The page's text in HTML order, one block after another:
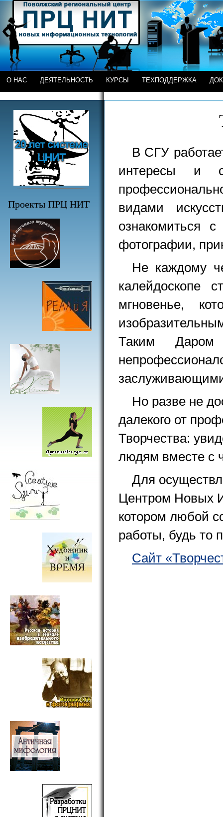
О НАС ДЕЯТЕЛЬНОСТЬ КУРСЫ ТЕХПОДДЕРЖКА
Проекты ПРЦ НИТ
В СГУ
интересы и
видами
ознакомиться
фотографии,
Не каждому
калейдоскопе
мгновенье,
Таким Даром
Но разве не
далекого от
Творчества:
людям вместе с
Для
Центром Новых
котором любой
работы, будь то
Сайт